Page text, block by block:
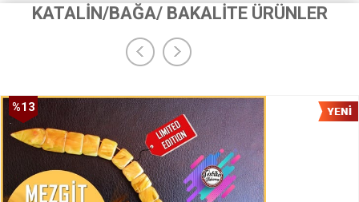
KATALİN/BAĞA/ BAKALİTE ÜRÜNLER
%13
İndirim